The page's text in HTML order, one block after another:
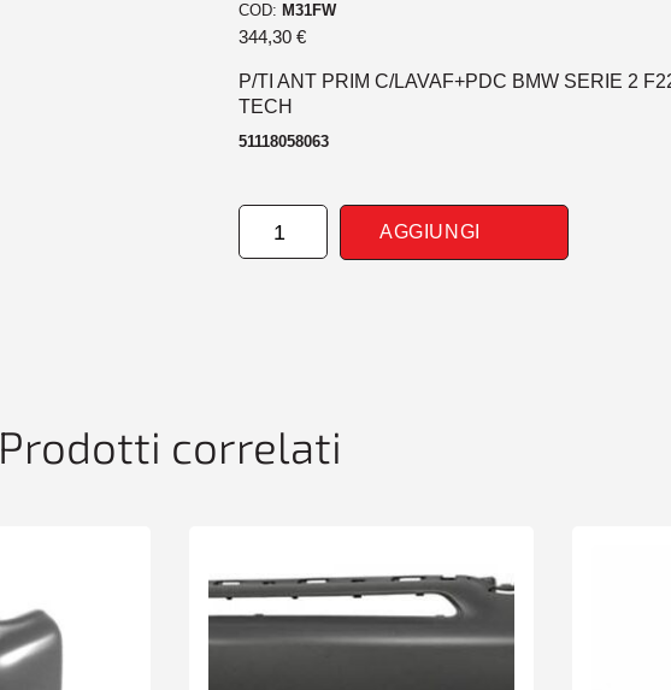
COD: M31FW
344,30 €
P/TI ANT PRIM C/LAVAF+PDC BMW SERIE 2
TECH
51118058063
PARAURTI
ANTERIORE
01/13>
M-
AGGIUNGI
Prodotti correlati